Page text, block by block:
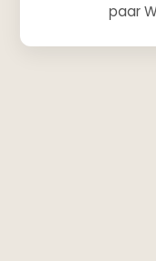
paar